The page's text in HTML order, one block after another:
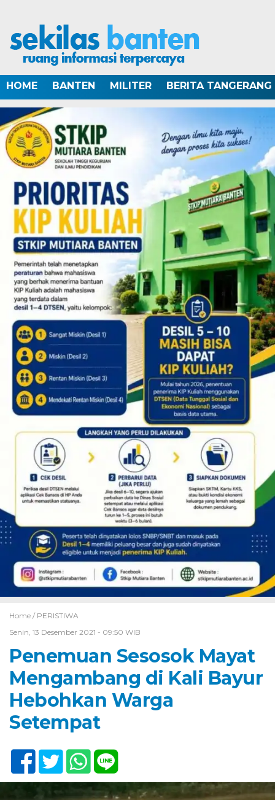
HOME BANTEN MILITER BERITA TANGERANG
Home / PERISTIWA
Senin, 13 Desember 2021 - 09:50 WIB
Penemuan Sesosok Mayat
Mengambang di Kali Bayur
Hebohkan Warga
Setempat